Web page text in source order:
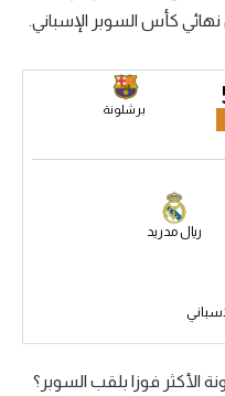
كأس السوبر الإسباني.
برشلونة
ريال مدريد
فوزا بلقب السوبر؟